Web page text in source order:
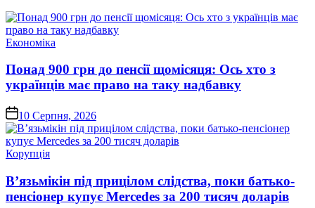
Опублікувати
Економіка
Понад 900 грн до пенсії щомісяця: Ось хто з
українців має право на таку надбавку
on 10 Серпня, 2026
Опублікувати
Корупція
В’язьмікін під прицілом слідства, поки батько-
пенсіонер купує Mercedes за 200 тисяч доларів